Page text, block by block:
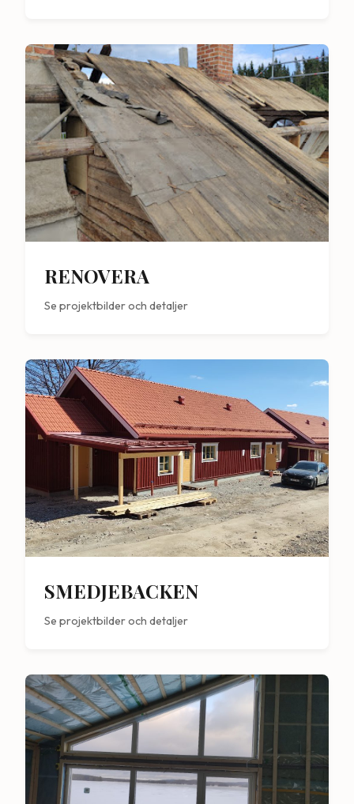
RENOVERA
Se projektbilder och detaljer
SMEDJEBACKEN
Se projektbilder och detaljer